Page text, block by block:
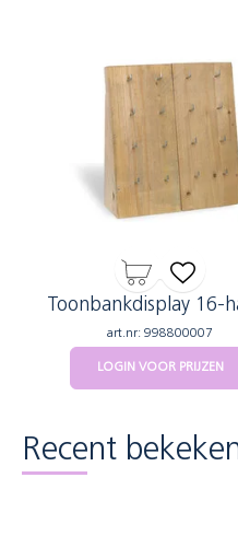
Toonbankdisplay 16-
art.nr: 998800007
LOGIN VOOR PRIJZEN
Recent